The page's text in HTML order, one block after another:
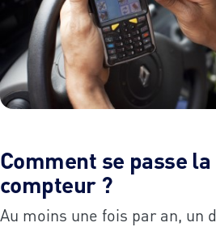
Comment se passe
compteur ?
Au moins une fois par an, un